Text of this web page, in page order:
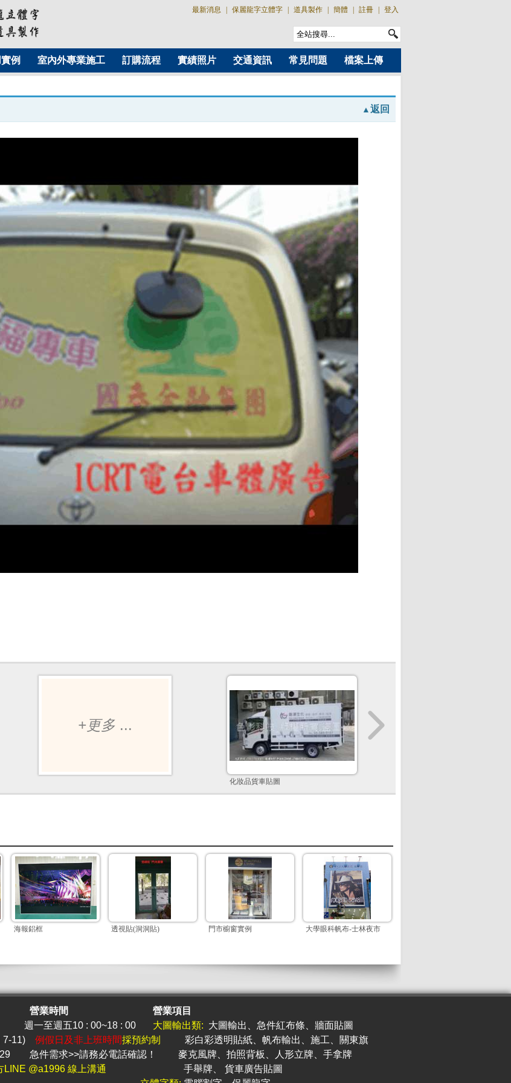
最新消息 保麗龍字立體字 道具製作 簡體 註冊 登入
例 室內外專業施工 訂購流程 實績照片 交通資訊 常見問題 檔案上傳
▲返回
化妝品貨車貼圖
+更多 ...
海報鋁框 透視貼(洞洞貼) 門市櫥窗實例 大學眼科帆布-士林夜市
營業時間
營業項目
週一至週五10 : 00~18 : 00 大圖輸出類: 大圖輸出、急件紅布條、牆面貼圖
7-11) 例假日及非上班時間採預約制
彩白彩透明貼紙、帆布輸出、施工、關東旗
急件需求>>請務必電話確認！ 麥克風牌
拍照背板、人形立牌、手拿牌
@a1996 線上溝通
手舉牌 貨車廣告貼圖